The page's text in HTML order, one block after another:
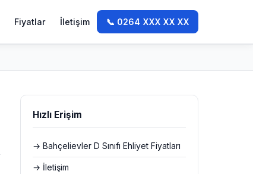
Fiyatlar İletişim 📞 0264 XXX XX XX
Hızlı Erişim
→ Bahçelievler D Sınıfı Ehliyet Fiyatları
→ İletişim